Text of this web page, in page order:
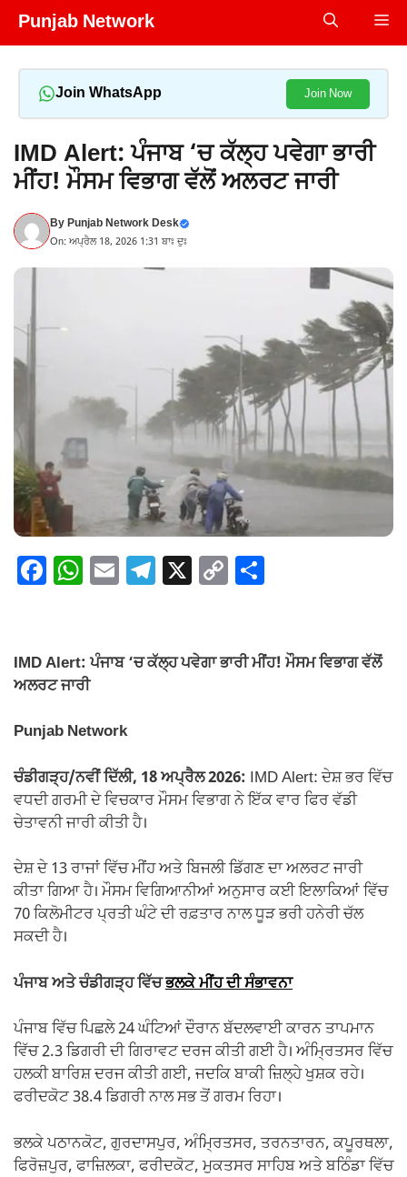
Skip
Punjab Network
Join WhatsApp Join Now
IMD Alert: ਪੰਜਾਬ ‘ਚ ਕੱਲ੍ਹ ਪਵੇਗਾ ਭਾਰੀ
ਮੀਂਹ! ਮੌਸਮ ਵਿਭਾਗ ਵੱਲੋਂ ਅਲਰਟ ਜਾਰੀ
ByPunjab Network Desk
On: ਅਪ੍ਰੈਲ 18, 2026 1:31 ਬਾਃ ਦੁਃ
F
e
b
o
o
k
W
s
A
p
p
E T
gr
X C
y e
IMD Alert: ਪੰਜਾਬ ‘ਚ ਕੱਲ੍ਹ ਪਵੇਗਾ ਭਾਰੀ ਮੀਂਹ! ਮੌਸਮ ਵਿਭਾਗ ਵੱਲੋਂ
ਅਲਰਟ ਜਾਰੀ
Punjab Network
ਚੰਡੀਗੜ੍ਹ/ਨਵੀਂ ਦਿੱਲੀ, 18 ਅਪ੍ਰੈਲ 2026: IMD Alert: ਦੇਸ਼ ਭਰ ਵਿੱਚ
ਵਧਦੀ ਗਰਮੀ ਦੇ ਵਿਚਕਾਰ ਮੌਸਮ ਵਿਭਾਗ ਨੇ ਇੱਕ ਵਾਰ ਫਿਰ ਵੱਡੀ
ਚੇਤਾਵਨੀ ਜਾਰੀ ਕੀਤੀ ਹੈ।
ਦੇਸ਼ ਦੇ 13 ਰਾਜਾਂ ਵਿੱਚ ਮੀਂਹ ਅਤੇ ਬਿਜਲੀ ਡਿੱਗਣ ਦਾ ਅਲਰਟ ਜਾਰੀ
ਕੀਤਾ ਗਿਆ ਹੈ। ਮੌਸਮ ਵਿਗਿਆਨੀਆਂ ਅਨੁਸਾਰ ਕਈ ਇਲਾਕਿਆਂ ਵਿੱਚ
70 ਕਿਲੋਮੀਟਰ ਪ੍ਰਤੀ ਘੰਟੇ ਦੀ ਰਫ਼ਤਾਰ ਨਾਲ ਧੂੜ ਭਰੀ ਹਨੇਰੀ ਚੱਲ
ਸਕਦੀ ਹੈ।
ਪੰਜਾਬ ਅਤੇ ਚੰਡੀਗੜ੍ਹ ਵਿੱਚਭਲਕੇ ਮੀਂਹ ਦੀ ਸੰਭਾਵਨਾ
ਪੰਜਾਬ ਵਿੱਚ ਪਿਛਲੇ 24 ਘੰਟਿਆਂ ਦੌਰਾਨ ਬੱਦਲਵਾਈ ਕਾਰਨ ਤਾਪਮਾਨ
ਵਿੱਚ 2.3 ਡਿਗਰੀ ਦੀ ਗਿਰਾਵਟ ਦਰਜ ਕੀਤੀ ਗਈ ਹੈ। ਅੰਮ੍ਰਿਤਸਰ ਵਿੱਚ
ਹਲਕੀ ਬਾਰਿਸ਼ ਦਰਜ ਕੀਤੀ ਗਈ, ਜਦਕਿ ਬਾਕੀ ਜ਼ਿਲ੍ਹੇ ਖੁਸ਼ਕ ਰਹੇ।
ਫਰੀਦਕੋਟ 38.4 ਡਿਗਰੀ ਨਾਲ ਸਭ ਤੋਂ ਗਰਮ ਰਿਹਾ।
ਭਲਕੇ ਪਠਾਨਕੋਟ, ਗੁਰਦਾਸਪੁਰ, ਅੰਮ੍ਰਿਤਸਰ, ਤਰਨਤਾਰਨ, ਕਪੂਰਥਲਾ,
ਫਿਰੋਜ਼ਪੁਰ, ਫਾਜ਼ਿਲਕਾ, ਫਰੀਦਕੋਟ, ਮੁਕਤਸਰ ਸਾਹਿਬ ਅਤੇ ਬਠਿੰਡਾ ਵਿੱਚ